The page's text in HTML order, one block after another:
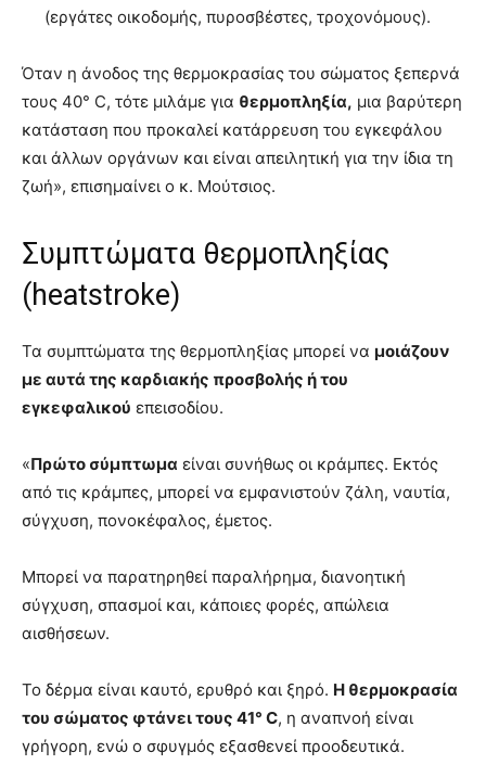
(εργάτες οικοδομής, πυροσβέστες, τροχονόμους).
Όταν η άνοδος της θερμοκρασίας του σώματος ξεπερνά
τους 40° C, τότε μιλάμε για θερμοπληξία, μια βαρύτερη
κατάσταση που προκαλεί κατάρρευση του εγκεφάλου
και άλλων οργάνων και είναι απειλητική για την ίδια τη
ζωή», επισημαίνει ο κ. Μούτσιος.
Συμπτώματα θερμοπληξίας
(heatstroke)
Τα συμπτώματα της θερμοπληξίας μπορεί να μοιάζουν
με αυτά της καρδιακής προσβολής ή του
εγκεφαλικού επεισοδίου.
«Πρώτο σύμπτωμα είναι συνήθως οι κράμπες. Εκτός
από τις κράμπες, μπορεί να εμφανιστούν ζάλη, ναυτία,
σύγχυση, πονοκέφαλος, έμετος.
Μπορεί να παρατηρηθεί παραλήρημα, διανοητική
σύγχυση, σπασμοί και, κάποιες φορές, απώλεια
αισθήσεων.
Το δέρμα είναι καυτό, ερυθρό και ξηρό. Η θερμοκρασία
του σώματος φτάνει τους 41° C, η αναπνοή είναι
γρήγορη, ενώ ο σφυγμός εξασθενεί προοδευτικά.